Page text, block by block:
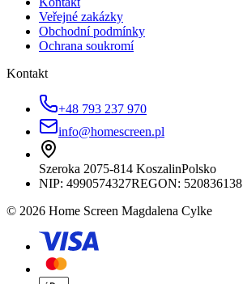
Veřejné zakázky
Obchodní podmínky
Ochrana soukromí
Kontakt
+48 793 237 970
info@homescreen.pl
Szeroka 2075-814 KoszalinPolsko
NIP: 4990574327REGON: 520836138
© 2026 Home Screen Magdalena Cylke